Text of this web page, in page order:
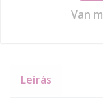
Van
Leírás